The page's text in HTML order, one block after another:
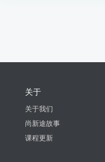
关于
关于我们
尚新途故事
课程更新